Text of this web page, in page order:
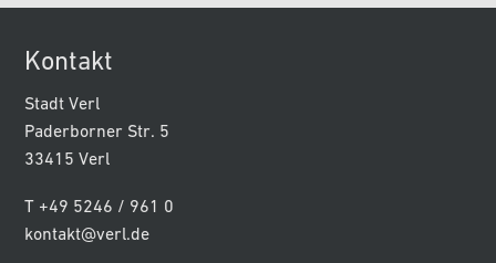
Kontakt
Stadt Verl
Paderborner Str. 5
33415 Verl
T +49 5246 / 961 0
kontakt@verl.de